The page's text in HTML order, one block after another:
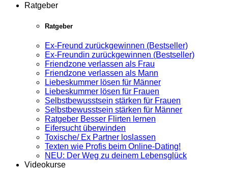
Ratgeber
Ratgeber
Ex-Freund zurückgewinnen (Bestseller)
Ex-Freundin zurückgewinnen (Bestseller)
Friendzone verlassen als Frau
Friendzone verlassen als Mann
Liebeskummer lösen für Männer
Liebeskummer lösen für Frauen
Selbstbewusstsein stärken für Frauen
Selbstbewusstsein stärken für Männer
Ratgeber Besser Flirten lernen
Eifersucht überwinden
Toxische/ Ex Partner loslassen
Texten wie Profis beim Online-Dating!
NEU: Der Weg zu deinem Lebensglück
Videokurse